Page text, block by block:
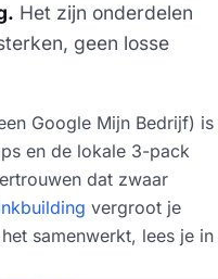
Het zijn onderdelen
geen losse
Google Mijn Bedrijf) is
en de lokale 3-pack
dat zwaar
vergroot je
samenwerkt, lees je in